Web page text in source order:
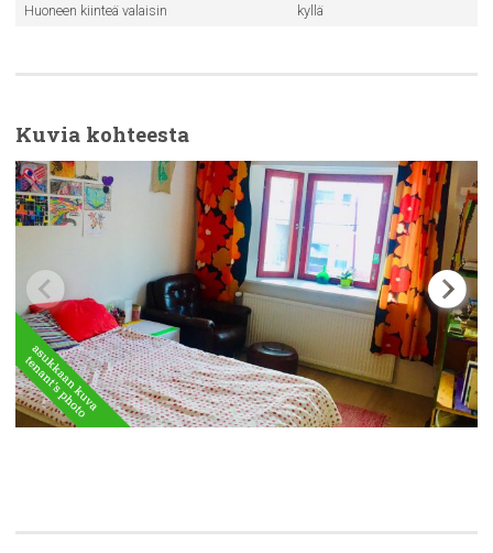
Huoneen kiinteä valaisin
kyllä
Kuvia kohteesta